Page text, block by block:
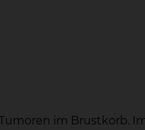
im Brustkorb.